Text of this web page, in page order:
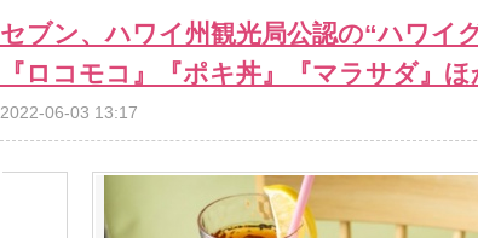
セブン、ハワイ州観光局公認の“ハワイ
『ロコモコ』『ポキ丼』『マラサダ』ほ
2022-06-03 13:17